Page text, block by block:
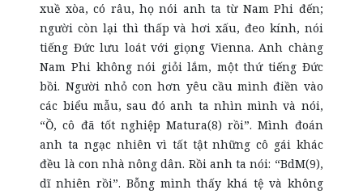
xuề xòa, có râu, họ nói anh ta từ Nam Phi đến;
người còn lại thì thấp và hơi xấu, đeo kính, nói
tiếng Đức lưu loát với giọng Vienna. Anh chàng
Nam Phi không nói giỏi lắm, một thứ tiếng Đức
bồi. Người nhỏ con hơn yêu cầu mình điền vào
các biểu mẫu, sau đó anh ta nhìn mình và nói,
“Ồ, cô đã tốt nghiệp Matura(8) rồi”. Mình đoán
anh ta ngạc nhiên vì tất tật những cô gái khác
đều là con nhà nông dân. Rồi anh ta nói: “BdM(9),
dĩ nhiên rồi”. Bỗng mình thấy khá tệ và không